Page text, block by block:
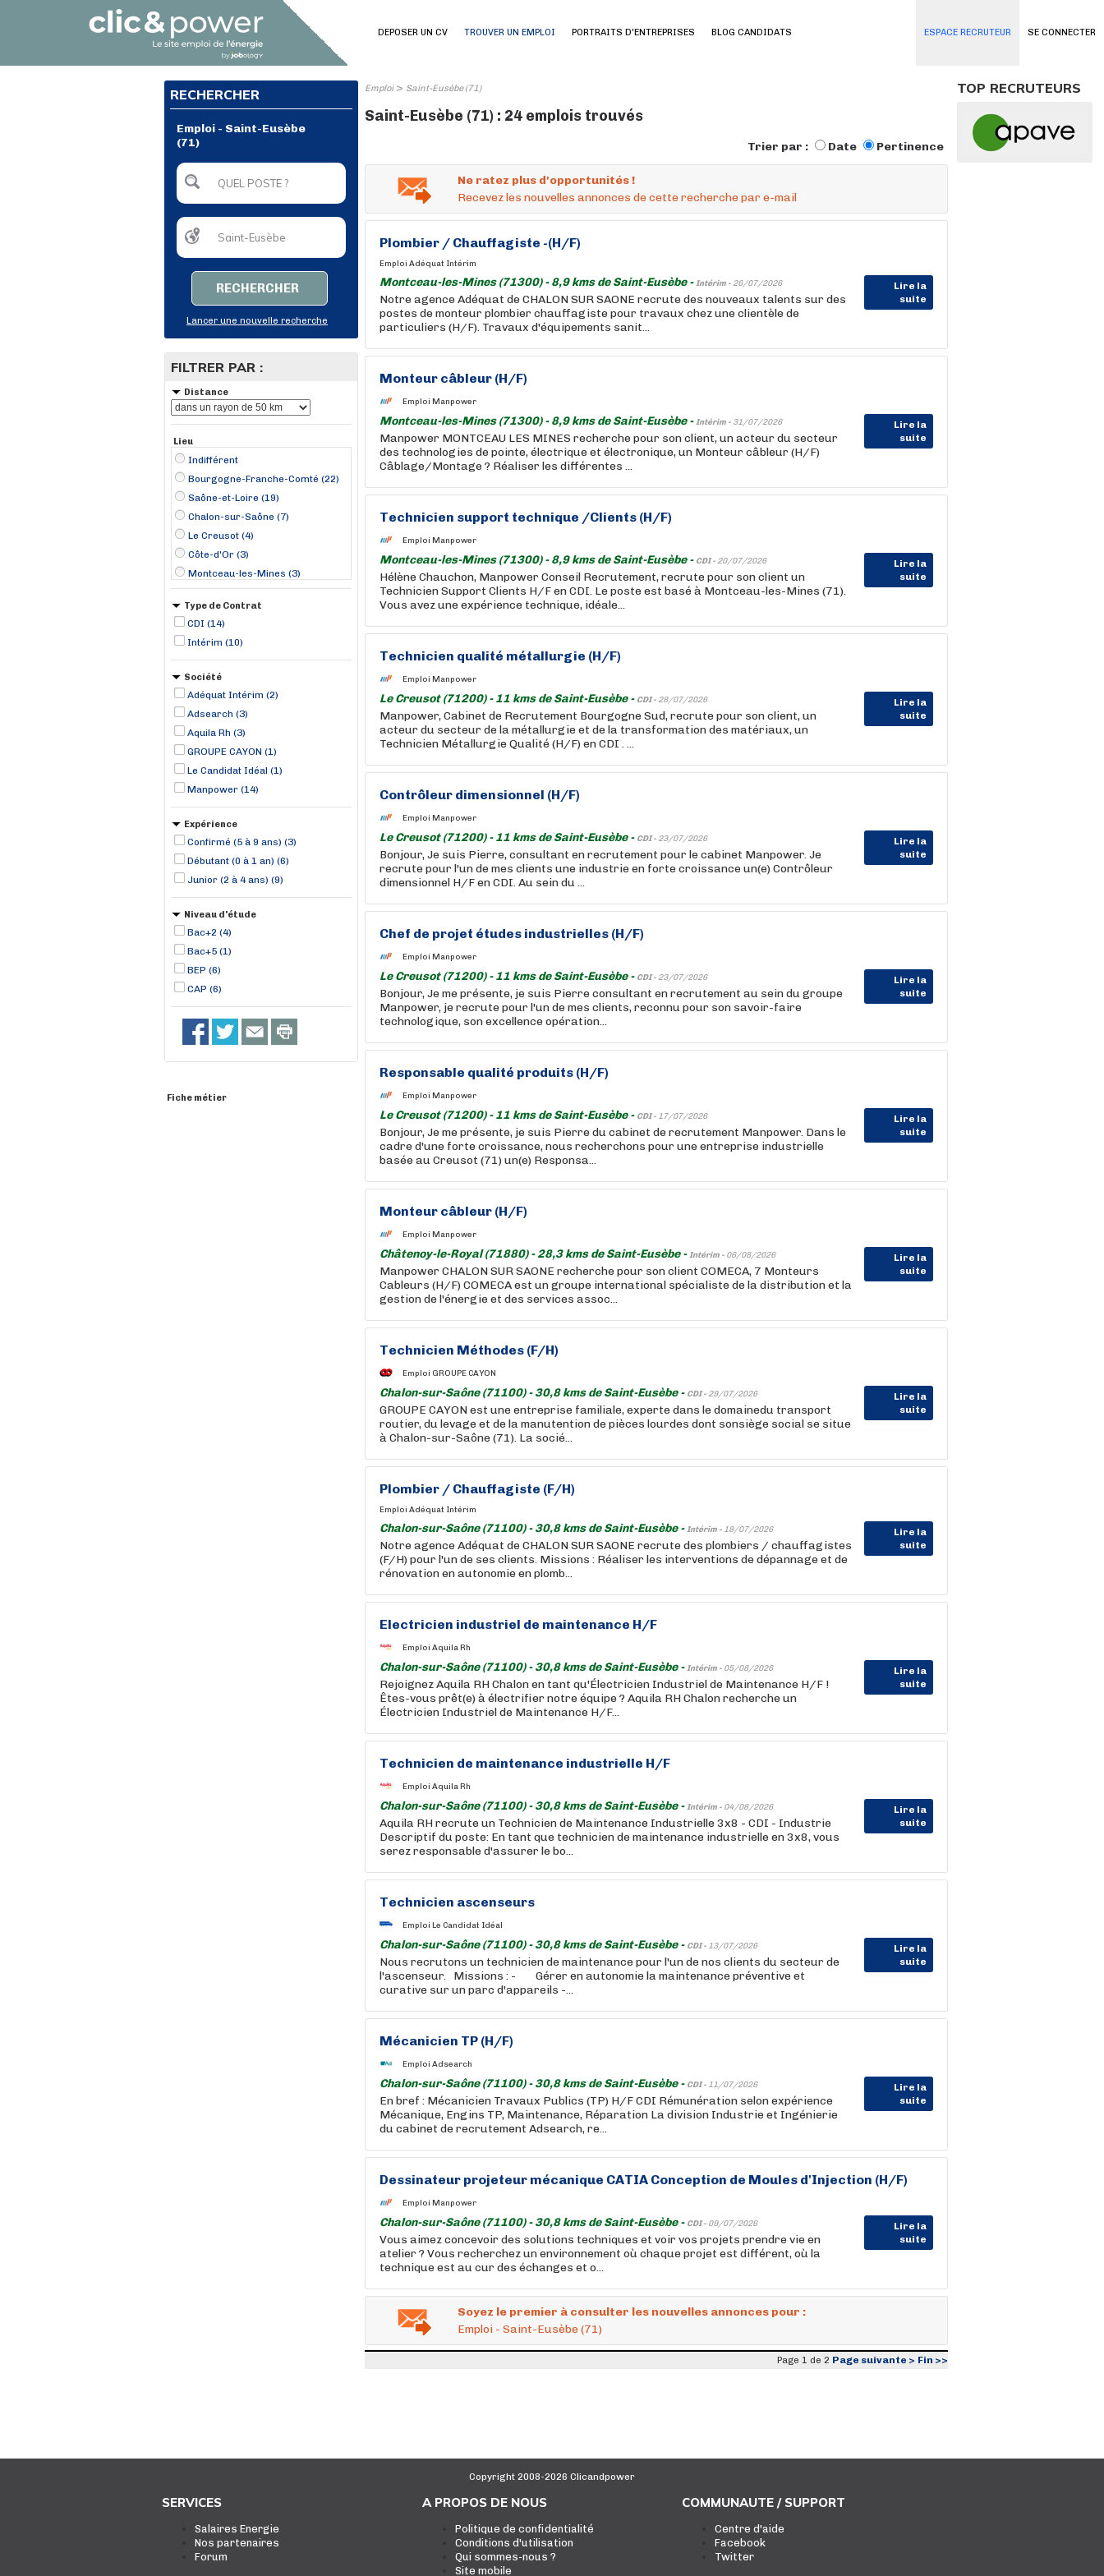
SE CONNECTER
DEPOSER UN CV TROUVER UN EMPLOI PORTRAITS D'ENTREPRISES BLOG CANDIDATS ESPACE RECRUTEUR
RECHERCHER
Emploi - Saint-Eusèbe
(71)
RECHERCHER
Lancer une nouvelle recherche
FILTRER PAR :
Distance
Lieu
Indifférent
Bourgogne-Franche-Comté (22)
Saône-et-Loire (19)
Chalon-sur-Saône (7)
Le Creusot (4)
Côte-d'Or (3)
Montceau-les-Mines (3)
Auvergne-Rhône-Alpes (2)
Beaune (2)
Pont-de-Vaux (2)
Châtenoy-en-Bresse (1)
Type de Contrat
CDI (14)
Intérim (10)
Société
Adéquat Intérim (2)
Adsearch (3)
Aquila Rh (3)
GROUPE CAYON (1)
Le Candidat Idéal (1)
Manpower (14)
Expérience
Confirmé (5 à 9 ans) (3)
Débutant (0 à 1 an) (6)
Junior (2 à 4 ans) (9)
Niveau d'étude
Bac+2 (4)
Bac+5 (1)
BEP (6)
CAP (6)
Fiche métier
Emploi> Saint-Eusèbe (71)
Saint-Eusèbe (71) : 24 emplois trouvés
Trier par : Date Pertinence
Ne ratez plus d'opportunités !
Recevez les nouvelles annonces de cette recherche par e-mail
Plombier / Chauffagiste -(H/F)
Emploi Adéquat Intérim
Montceau-les-Mines (71300) - 8,9 kms de Saint-Eusèbe -Intérim - 26/07/2026
Lire la
suite
Notre agence Adéquat de CHALON SUR SAONE recrute des nouveaux talents sur des
postes de monteur plombier chauffagiste pour travaux chez une clientèle de
particuliers (H/F). Travaux d'équipements sanit...
Monteur câbleur (H/F)
Emploi Manpower
Montceau-les-Mines (71300) - 8,9 kms de Saint-Eusèbe -Intérim - 31/07/2026
Lire la
suite
Manpower MONTCEAU LES MINES recherche pour son client, un acteur du secteur
des technologies de pointe, électrique et électronique, un Monteur câbleur (H/F)
Câblage/Montage ? Réaliser les différentes ...
Technicien support technique /Clients (H/F)
Emploi Manpower
Montceau-les-Mines (71300) - 8,9 kms de Saint-Eusèbe - CDI - 20/07/2026
Lire la
suite
Hélène Chauchon, Manpower Conseil Recrutement, recrute pour son client un
Technicien Support Clients H/F en CDI. Le poste est basé à Montceau-les-Mines (71).
Vous avez une expérience technique, idéale...
Technicien qualité métallurgie (H/F)
Emploi Manpower
Le Creusot (71200) - 11 kms de Saint-Eusèbe - CDI - 28/07/2026
Lire la
suite
Manpower, Cabinet de Recrutement Bourgogne Sud, recrute pour son client, un
acteur du secteur de la métallurgie et de la transformation des matériaux, un
Technicien Métallurgie Qualité (H/F) en CDI . ...
Contrôleur dimensionnel (H/F)
Emploi Manpower
Le Creusot (71200) - 11 kms de Saint-Eusèbe - CDI - 23/07/2026
Lire la
suite
Bonjour, Je suis Pierre, consultant en recrutement pour le cabinet Manpower. Je
recrute pour l'un de mes clients une industrie en forte croissance un(e) Contrôleur
dimensionnel H/F en CDI. Au sein du ...
Chef de projet études industrielles (H/F)
Emploi Manpower
Le Creusot (71200) - 11 kms de Saint-Eusèbe - CDI - 23/07/2026
Lire la
suite
Bonjour, Je me présente, je suis Pierre consultant en recrutement au sein du groupe
Manpower, je recrute pour l'un de mes clients, reconnu pour son savoir-faire
technologique, son excellence opération...
Responsable qualité produits (H/F)
Emploi Manpower
Le Creusot (71200) - 11 kms de Saint-Eusèbe - CDI - 17/07/2026
Lire la
suite
Bonjour, Je me présente, je suis Pierre du cabinet de recrutement Manpower. Dans le
cadre d'une forte croissance, nous recherchons pour une entreprise industrielle
basée au Creusot (71) un(e) Responsa...
Monteur câbleur (H/F)
Emploi Manpower
Châtenoy-le-Royal (71880) - 28,3 kms de Saint-Eusèbe -Intérim - 06/08/2026
Lire la
suite
Manpower CHALON SUR SAONE recherche pour son client COMECA, 7 Monteurs
Cableurs (H/F) COMECA est un groupe international spécialiste de la distribution et la
gestion de l'énergie et des services assoc...
Technicien Méthodes (F/H)
Emploi GROUPE CAYON
Chalon-sur-Saône (71100) - 30,8 kms de Saint-Eusèbe - CDI - 29/07/2026
Lire la
suite
GROUPE CAYON est une entreprise familiale, experte dans le domainedu transport
routier, du levage et de la manutention de pièces lourdes dont sonsiège social se situe
à Chalon-sur-Saône (71). La socié...
Plombier / Chauffagiste (F/H)
Emploi Adéquat Intérim
Chalon-sur-Saône (71100) - 30,8 kms de Saint-Eusèbe -Intérim - 18/07/2026
Lire la
suite
Notre agence Adéquat de CHALON SUR SAONE recrute des plombiers / chauffagistes
(F/H) pour l'un de ses clients. Missions : Réaliser les interventions de dépannage et de
rénovation en autonomie en plomb...
Electricien industriel de maintenance H/F
Emploi Aquila Rh
Chalon-sur-Saône (71100) - 30,8 kms de Saint-Eusèbe -Intérim - 05/08/2026
Lire la
suite
Rejoignez Aquila RH Chalon en tant qu'Électricien Industriel de Maintenance H/F !
Êtes-vous prêt(e) à électrifier notre équipe ? Aquila RH Chalon recherche un
Électricien Industriel de Maintenance H/F...
Technicien de maintenance industrielle H/F
Emploi Aquila Rh
Chalon-sur-Saône (71100) - 30,8 kms de Saint-Eusèbe -Intérim - 04/08/2026
Lire la
suite
Aquila RH recrute un Technicien de Maintenance Industrielle 3x8 - CDI - Industrie
Descriptif du poste: En tant que technicien de maintenance industrielle en 3x8, vous
serez responsable d'assurer le bo...
Technicien ascenseurs
Emploi Le Candidat Idéal
Chalon-sur-Saône (71100) - 30,8 kms de Saint-Eusèbe - CDI - 13/07/2026
Lire la
suite
Nous recrutons un technicien de maintenance pour l'un de nos clients du secteur de
l'ascenseur. Missions : - Gérer en autonomie la maintenance préventive et
curative sur un parc d'appareils -...
Mécanicien TP (H/F)
Emploi Adsearch
Chalon-sur-Saône (71100) - 30,8 kms de Saint-Eusèbe - CDI - 11/07/2026
Lire la
suite
En bref : Mécanicien Travaux Publics (TP) H/F CDI Rémunération selon expérience
Mécanique, Engins TP, Maintenance, Réparation La division Industrie et Ingénierie
du cabinet de recrutement Adsearch, re...
Dessinateur projeteur mécanique CATIA Conception de Moules d'Injection (H/F)
Emploi Manpower
Chalon-sur-Saône (71100) - 30,8 kms de Saint-Eusèbe - CDI - 09/07/2026
Lire la
suite
Vous aimez concevoir des solutions techniques et voir vos projets prendre vie en
atelier ? Vous recherchez un environnement où chaque projet est différent, où la
technique est au cur des échanges et o...
Soyez le premier à consulter les nouvelles annonces pour :
Emploi - Saint-Eusèbe (71)
Page 1 de 2 Page suivante > Fin >>
TOP RECRUTEURS
Copyright 2008-2026 Clicandpower
SERVICES
Salaires Energie
Nos partenaires
Forum
A PROPOS DE NOUS
Politique de confidentialité
Conditions d'utilisation
Qui sommes-nous ?
Site mobile
COMMUNAUTE / SUPPORT
Centre d'aide
Facebook
Twitter